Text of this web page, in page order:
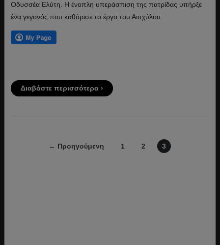
Οδυσσέα Ελύτη. Η ένοπλη υπεράσπιση της πατρίδας υπήρξε
ένα γεγονός που καθόρισε το έργο του Αισχύλου.
Διαβάστε περισσότερα ›
← Προηγούμενη 1 2 3